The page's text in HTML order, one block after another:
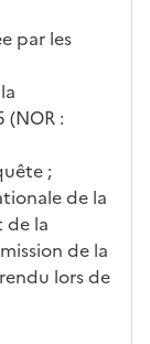
par les
:
;
de la
de la
de la
lors de